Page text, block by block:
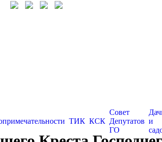
ТИК КСК
Совет
Депутатов
ГО
и